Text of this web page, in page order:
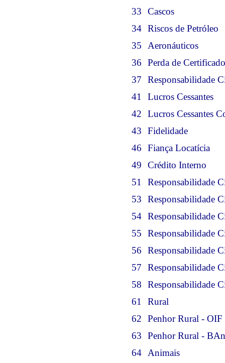
33
Cascos
34 Riscos de Petróleo
35
Aeronáuticos
36
Perda de
37
Responsabilidade
41
Lucros Cessantes
42
Lucros Cessantes
43
Fidelidade
46
Fiança Locatícia
49
Crédito Interno
51
Responsabilidade
53
Responsabilidade
54 Responsabilidade
55
Responsabilidade
56
Responsabilidade
57
Responsabilidade
58
Responsabilidade
61
Rural
62
Penhor Rural - OIF
63
Penhor Rural -
64
Animais